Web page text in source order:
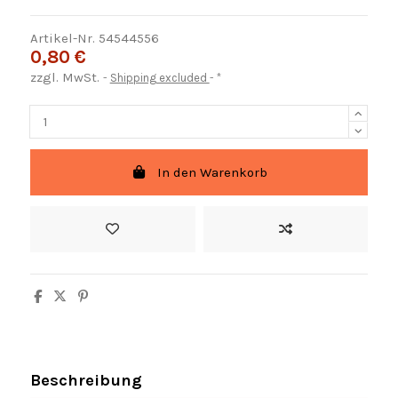
Artikel-Nr. 54544556
0,80 €
zzgl. MwSt. Shipping excluded *
In den Warenkorb
Beschreibung